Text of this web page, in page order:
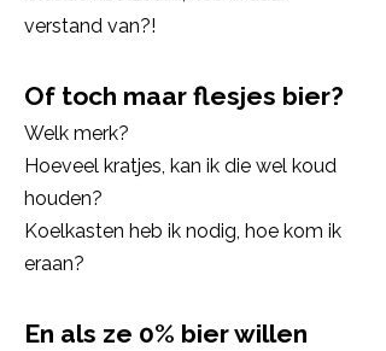
verstand van?!
Of toch maar flesjes bier?
Welk merk?
Hoeveel kratjes, kan ik die wel koud
houden?
Koelkasten heb ik nodig, hoe kom ik
eraan?
En als ze 0% bier willen